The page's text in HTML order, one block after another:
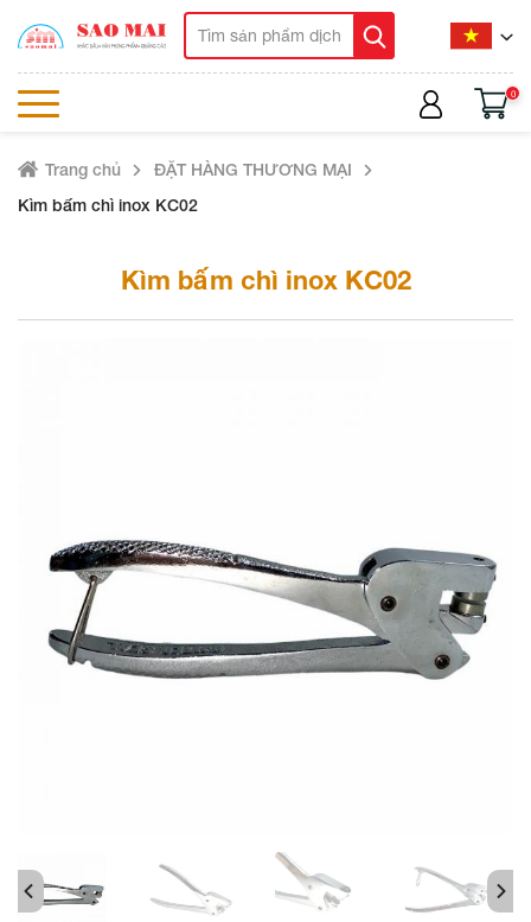
0
Trang chủ
ĐẶT HÀNG THƯƠNG MẠI
Kìm bấm chì inox KC02
Kìm bấm chì inox KC02